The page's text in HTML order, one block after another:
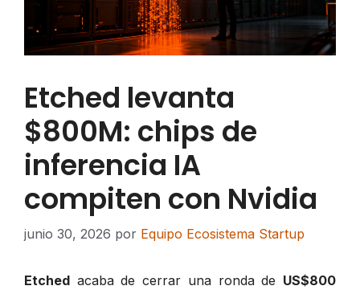
Etched levanta
$800M: chips de
inferencia IA
compiten con Nvidia
junio 30, 2026 por Equipo Ecosistema Startup
Etched acaba de cerrar una ronda de US$800